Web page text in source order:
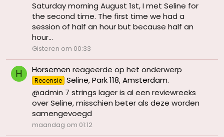
Saturday morning August 1st, I met Seline for
the second time. The first time we had a
session of half an hour but because half an
hour...
Gisteren om 00:33
H Horsemen reageerde op het onderwerp
Recensie Seline, Park 118, Amsterdam.
@admin 7 strings lager is al een reviewreeks
over Seline, misschien beter als deze worden
samengevoegd
maandag om 01:12